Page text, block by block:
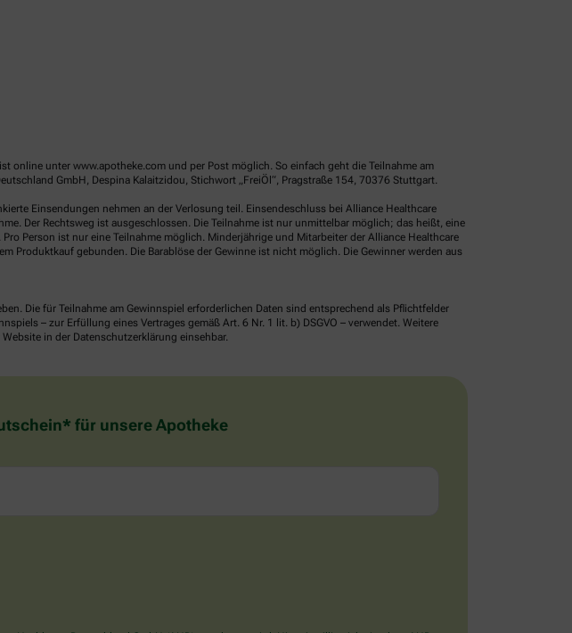
online unter www.apotheke.com und per Post möglich. So einfach geht die Teilnahme am
GmbH, Despina Kalaitzidou, Stichwort „FreiÖl“, Pragstraße 154, 70376 Stuttgart.
Einsendungen nehmen an der Verlosung teil. Einsendeschluss bei Alliance Healthcare
Der Rechtsweg ist ausgeschlossen. Die Teilnahme ist nur unmittelbar möglich; das heißt, eine
Person ist nur eine Teilnahme möglich. Minderjährige und Mitarbeiter der Alliance Healthcare
Produktkauf gebunden. Die Barablöse der Gewinne ist nicht möglich. Die Gewinner werden aus
Die für Teilnahme am Gewinnspiel erforderlichen Daten sind entsprechend als Pflichtfelder
– zur Erfüllung eines Vertrages gemäß Art. 6 Nr. 1 lit. b) DSGVO – verwendet. Weitere
in der Datenschutzerklärung einsehbar.
für unsere Apotheke